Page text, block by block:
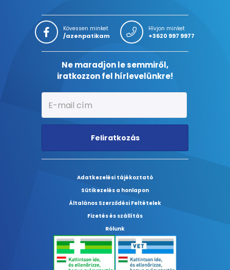
Kövessen minket
/azenpatikam
Hívjon minket
+3620 997 9977
Ne maradjon le semmiről,
iratkozzon fel hírlevelünkre!
Feliratkozás
Adatkezelési tájékoztató
Sütikezelés a honlapon
Általános Szerződési Feltételek
Fizetés és szállítás
Rólunk